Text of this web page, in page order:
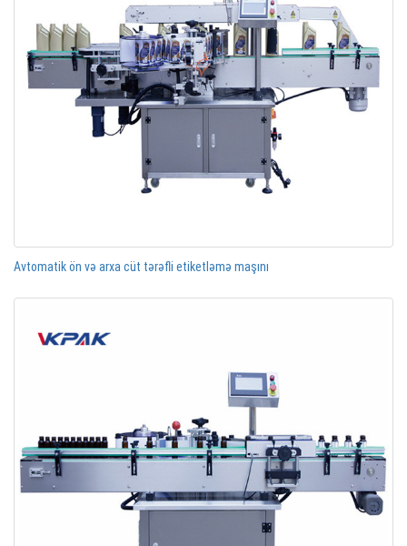
Avtomatik ön və arxa cüt tərəfli etiketləmə maşını